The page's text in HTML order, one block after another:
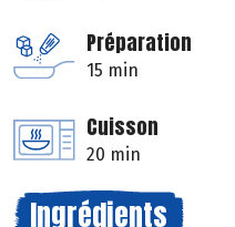
Préparation
15 min
Cuisson
20 min
Ingrédients